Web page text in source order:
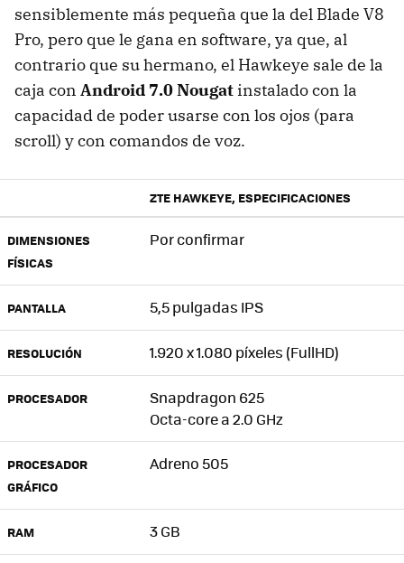
sensiblemente más pequeña que la del Blade V8
Pro, pero que le gana en software, ya que, al
contrario que su hermano, el Hawkeye sale de la
caja con Android 7.0 Nougat instalado con la
capacidad de poder usarse con los ojos (para
scroll) y con comandos de voz.
ZTE HAWKEYE, ESPECIFICACIONES
DIMENSIONES
FÍSICAS
Por confirmar
PANTALLA 5,5 pulgadas IPS
RESOLUCIÓN 1.920 x 1.080 píxeles (FullHD)
PROCESADOR
Snapdragon 625
Octa-core a 2.0 GHz
PROCESADOR
GRÁFICO
Adreno 505
RAM 3 GB